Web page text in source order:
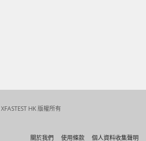
HK 版權所有
關於我們 使用條款 個人資料收集聲明